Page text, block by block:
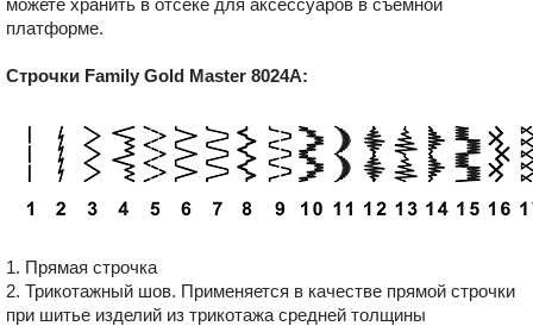
можете хранить в отсеке для аксессуаров в съемной
платформе.
Строчки Family Gold Master 8024A:
1. Прямая строчка
2. Трикотажный шов. Применяется в качестве прямой строчки
при шитье изделий из трикотажа средней толщины